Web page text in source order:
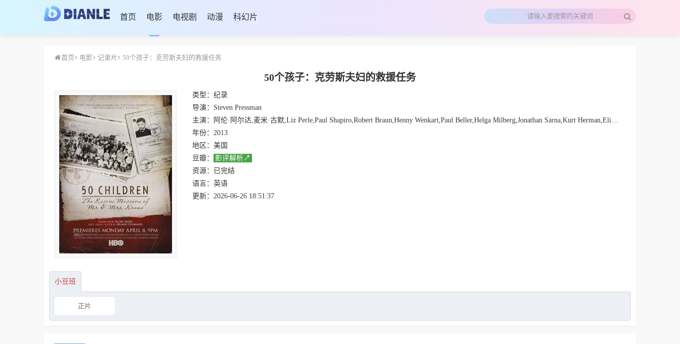
首页 电影 电视剧 动漫 科幻片
首页 电影 记录片 50个孩子：克劳斯夫妇的救援任务
50个孩子：克劳斯夫妇的救援任务
类型： 纪录
导演： Steven Pressman
主演：
阿伦·阿尔达,麦米·古默,Liz Perle,Paul Shapiro,Robert Braun,Henny Wenkart,Paul Beller,Helga Milberg,Jonathan Sarna,Kurt Herman,Elizabeth Davis,Fritzi Nozik,Marsha L. Rozenblit,Kurt Admon,Guy Schless
年份： 2013
地区： 美国
豆瓣：
影评解析↗
资源：
已完结
语言： 英语
更新： 2026-06-26 18:51:37
小豆班
正片